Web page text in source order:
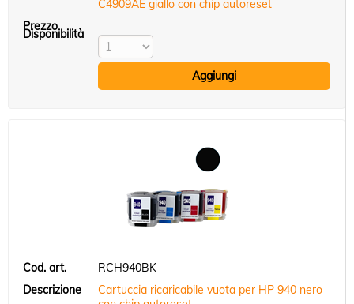
C4909AE giallo con chip autoreset
RCH940BK
Cartuccia ricaricabile vuota per HP 940 nero